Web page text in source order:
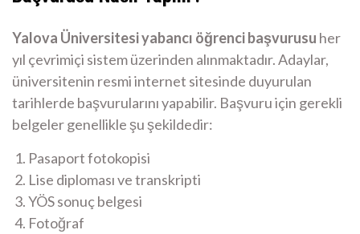
Yalova Üniversitesi yabancı öğrenci başvurusu her
yıl çevrimiçi sistem üzerinden alınmaktadır. Adaylar,
üniversitenin resmi internet sitesinde duyurulan
tarihlerde başvurularını yapabilir. Başvuru için gerekli
belgeler genellikle şu şekildedir:
Pasaport fotokopisi
Lise diploması ve transkripti
YÖS sonuç belgesi
Fotoğraf